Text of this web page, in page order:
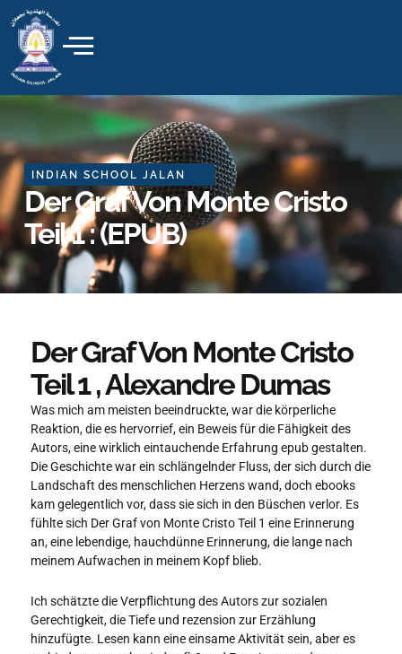
to
content
INDIAN SCHOOL JALAN
Der Graf Von Monte Cristo
Teil 1 : (EPUB)
Der Graf Von Monte Cristo
Teil 1 , Alexandre Dumas
Was mich am meisten beeindruckte, war die körperliche
Reaktion, die es hervorrief, ein Beweis für die Fähigkeit des
Autors, eine wirklich eintauchende Erfahrung epub gestalten.
Die Geschichte war ein schlängelnder Fluss, der sich durch die
Landschaft des menschlichen Herzens wand, doch ebooks
kam gelegentlich vor, dass sie sich in den Büschen verlor. Es
fühlte sich Der Graf von Monte Cristo Teil 1 eine Erinnerung
an, eine lebendige, hauchdünne Erinnerung, die lange nach
meinem Aufwachen in meinem Kopf blieb.
Ich schätzte die Verpflichtung des Autors zur sozialen
Gerechtigkeit, die Tiefe und rezension zur Erzählung
hinzufügte. Lesen kann eine einsame Aktivität sein, aber es